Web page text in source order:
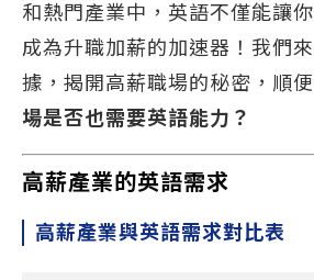
和熱門產業中，英語不僅能讓
成為升職加薪的加速器！我們
據，揭開高薪職場的秘密，順便
場是否也需要英語能力？
高薪產業的英語需求
高薪產業與英語需求對比表